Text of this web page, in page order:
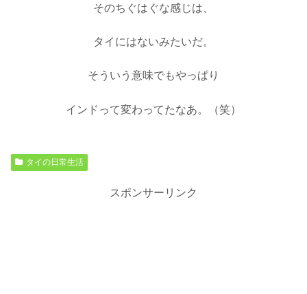
そのちぐはぐな感じは、
タイにはないみたいだ。
そういう意味でもやっぱり
インドって変わってたなあ。（笑）
タイの日常生活
スポンサーリンク